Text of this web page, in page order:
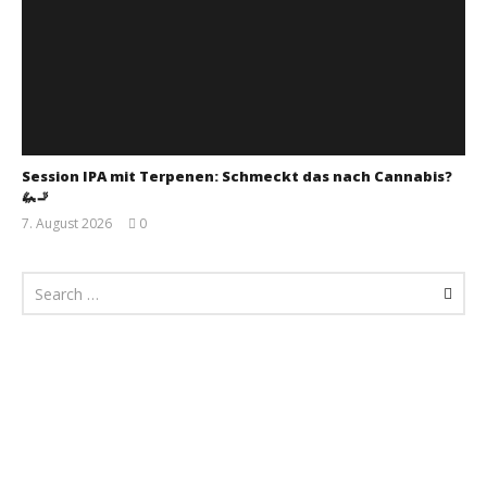
Session IPA mit Terpenen: Schmeckt das nach Cannabis?
🦗🚬
7. August 2026
0